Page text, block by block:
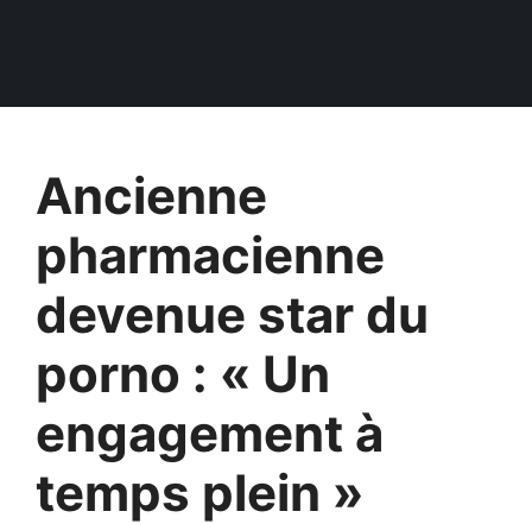
Ancienne
pharmacienne
devenue star du
porno : « Un
engagement à
temps plein »